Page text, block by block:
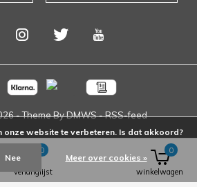
- Theme ByDMWS-RSS-feed
verlanglijst
0
winkelwagen
0
website te verbeteren. Is dat akkoord?
Nee Meer over cookies »